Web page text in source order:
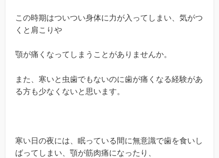
この時期はついつい身体に力が入ってしまい、気がつ
くと肩こりや
顎が痛くなってしまうことがありませんか。
また、寒いと虫歯でもないのに歯が痛くなる経験があ
る方も少なくないと思います。
寒い日の夜には、眠っている間に無意識で歯を食いし
ばってしまい、顎が筋肉痛になったり、